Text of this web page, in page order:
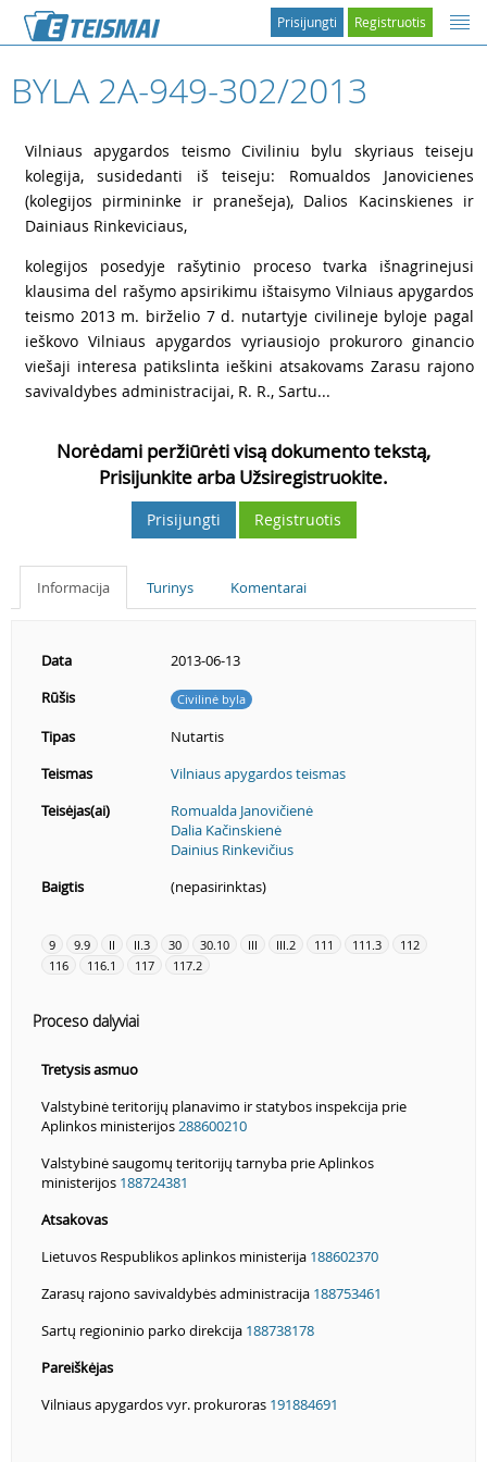
Registruotis
Prisijungti
BYLA 2A-949-302/2013
Vilniaus apygardos teismo Civiliniu bylu skyriaus teiseju
kolegija, susidedanti iš teiseju: Romualdos Janovicienes
(kolegijos pirmininke ir pranešeja), Dalios Kacinskienes ir
Dainiaus Rinkeviciaus,
kolegijos posedyje rašytinio proceso tvarka išnagrinejusi
klausima del rašymo apsirikimu ištaisymo Vilniaus apygardos
teismo 2013 m. birželio 7 d. nutartyje civilineje byloje pagal
ieškovo Vilniaus apygardos vyriausiojo prokuroro ginancio
viešaji interesa patikslinta ieškini atsakovams Zarasu rajono
savivaldybes administracijai, R. R., Sartu...
Norėdami peržiūrėti visą dokumento tekstą,
Prisijunkite arba Užsiregistruokite.
Prisijungti Registruotis
Informacija Turinys Komentarai
Data
2013-06-13
Rūšis
Civilinė byla
Tipas
Nutartis
Teismas
Vilniaus apygardos teismas
Teisėjas(ai)
Romualda Janovičienė
Dalia Kačinskienė
Dainius Rinkevičius
Baigtis
(nepasirinktas)
9 9.9 II II.3 30 30.10 III III.2 111 111.3
112
116
116.1 117 117.2
Proceso dalyviai
Tretysis asmuo
Valstybinė teritorijų planavimo ir statybos inspekcija prie
Aplinkos ministerijos288600210
Valstybinė saugomų teritorijų tarnyba prie Aplinkos
ministerijos 188724381
Atsakovas
Lietuvos Respublikos aplinkos ministerija 188602370
Zarasų rajono savivaldybės administracija 188753461
Sartų regioninio parko direkcija 188738178
Pareiškėjas
Vilniaus apygardos vyr. prokuroras 191884691